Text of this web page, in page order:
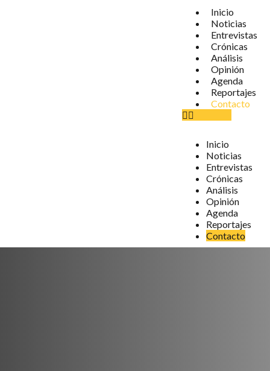
Inicio
Noticias
Entrevistas
Crónicas
Análisis
Opinión
Agenda
Reportajes
Contacto
Inicio
Noticias
Entrevistas
Crónicas
Análisis
Opinión
Agenda
Reportajes
Contacto